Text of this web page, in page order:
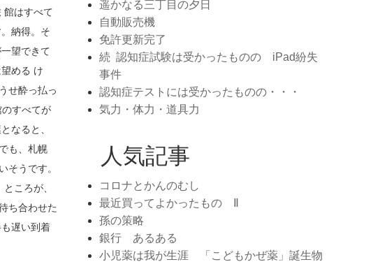
館はすべて
納得。そ
望できて
める け
せ酔っ払っ
すべてが
なると、
も、札幌
そうです。
ころが、
ち合わせた
遅い到着
遥かなる三丁目の夕日
自動販売機
免許更新完了
続 認知症試験は受かったものの iPad紛失
事件
認知症テストには受かったものの・・・
気力・体力・道具力
人気記事
コロナとかんのむし
最近買ってよかったもの Ⅱ
孫の策略
銀行 あるある
小児薬は我が生涯 「こどもかぜ薬」誕生物